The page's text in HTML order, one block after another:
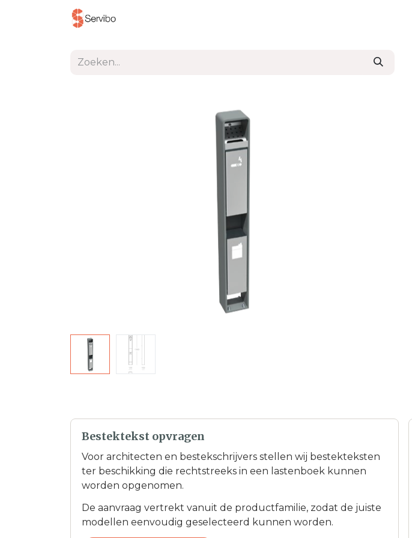
Bestektekst opvragen
Voor architecten en bestekschrijvers stellen wij bestekteksten
ter beschikking die rechtstreeks in een lastenboek kunnen
worden opgenomen.
De aanvraag vertrekt vanuit de productfamilie, zodat de juiste
modellen eenvoudig geselecteerd kunnen worden.